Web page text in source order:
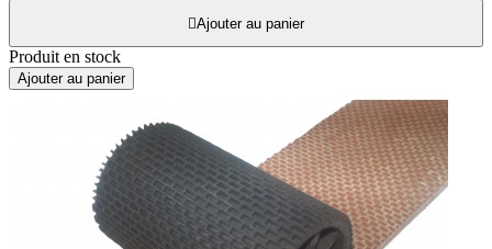
Ajouter au panier
Produit en stock
Ajouter au panier